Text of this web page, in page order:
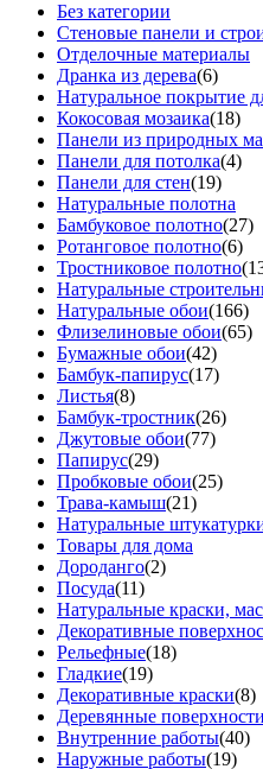
Без категории
Стеновые панели и
Отделочные материалы
Дранка из дерева(6)
Натуральное покрытие
Кокосовая мозаика(18)
Панели из природных
Панели для потолка(4)
Панели для стен(19)
Натуральные полотна
Бамбуковое полотно(27)
Ротанговое полотно(6)
Тростниковое полотно
Натуральные
Натуральные обои(166)
Флизелиновые обои(65)
Бумажные обои(42)
Бамбук-папирус(17)
Листья(8)
Бамбук-тростник(26)
Джутовые обои(77)
Папирус(29)
Пробковые обои(25)
Трава-камыш(21)
Натуральные
Товары для дома
Дороданго(2)
Посуда(11)
Натуральные краски,
Декоративные
Рельефные(18)
Гладкие(19)
Декоративные краски(8)
Деревянные поверхности
Внутренние работы(40)
Наружные работы(19)